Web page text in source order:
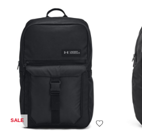
SALE